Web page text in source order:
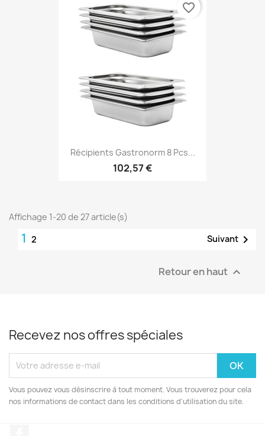
Récipients Gastronorm 8 Pcs...
102,57 €
favorite_border
Affichage 1-20 de 27 article(s)
1 2 Suivant 
Retour en haut 
Recevez nos offres spéciales
Vous pouvez vous désinscrire à tout moment. Vous trouverez pour cela
nos informations de contact dans les conditions d'utilisation du site.